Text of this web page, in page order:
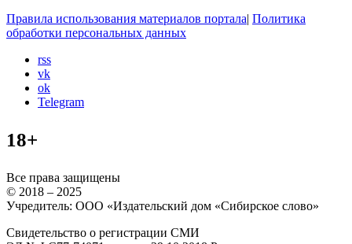
Правила использования материалов портала| Политика
обработки персональных данных
rss
vk
ok
Telegram
18+
Все права защищены
© 2018 – 2025
Учредитель: ООО «Издательский дом «Сибирское слово»
Свидетельство о регистрации СМИ